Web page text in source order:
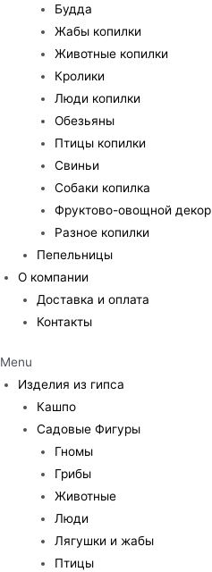
Будда
Жабы копилки
Животные копилки
Кролики
Люди копилки
Обезьяны
Птицы копилки
Свиньи
Собаки копилка
Фруктово-овощной декор
Разное копилки
Пепельницы
О компании
Доставка и оплата
Контакты
Menu
Изделия из гипса
Кашпо
Садовые Фигуры
Гномы
Грибы
Животные
Люди
Лягушки и жабы
Птицы